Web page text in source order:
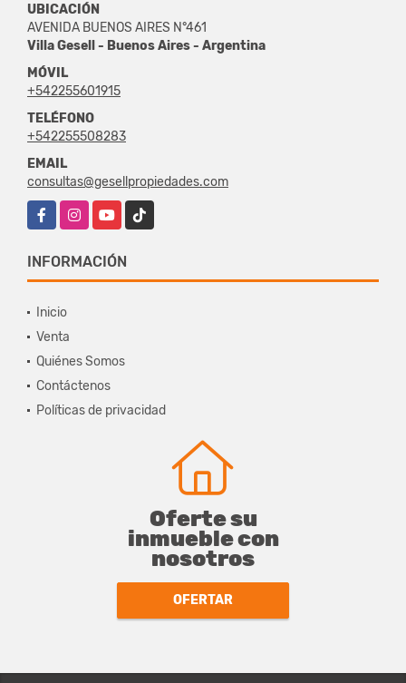
UBICACIÓN
AVENIDA BUENOS AIRES N°461
Villa Gesell - Buenos Aires - Argentina
MÓVIL
+542255601915
TELÉFONO
+542255508283
EMAIL
consultas@gesellpropiedades.com
FacebookInstagramYouTubeTikTok
INFORMACIÓN
Inicio
Venta
Quiénes Somos
Contáctenos
Políticas de privacidad
Oferte su
inmueble con
nosotros
OFERTAR